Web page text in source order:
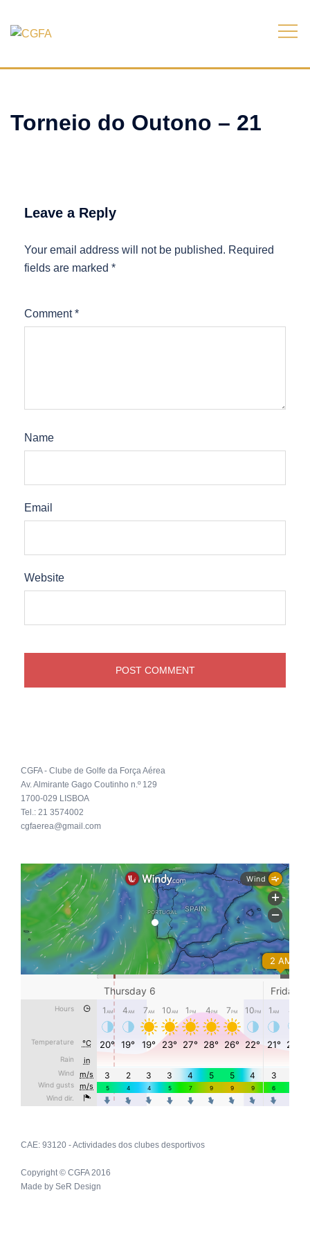
Torneio do Outono – 21
Leave a Reply
Your email address will not be published. Required
fields are marked *
Comment*
Name
Email
Website
CGFA - Clube de Golfe da Força Aérea
Av. Almirante Gago Coutinho n.º 129
1700-029 LISBOA
Tel.: 21 3574002
cgfaerea@gmail.com
CAE: 93120 - Actividades dos clubes desportivos
Copyright © CGFA 2016
Made by SeR Design